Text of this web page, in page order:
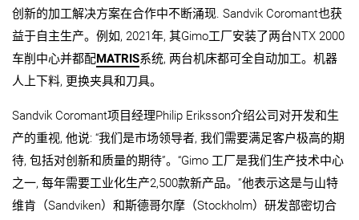
创新的加工解决方案在合作中不断涌现. Sandvik Coromant也获
益于自主生产。例如, 2021年, 其Gimo工厂安装了两台NTX 2000
车削中心并都配MATRIS系统, 两台机床都可全自动加工。机器
人上下料, 更换夹具和刀具。
Sandvik Coromant项目经理Philip Eriksson介绍公司对开发和生
产的重视, 他说: “我们是市场领导者, 我们需要满足客户极高的期
待, 包括对创新和质量的期待”。“Gimo 工厂是我们生产技术中心
之一, 每年需要工业化生产2,500款新产品。”他表示这是与山特
维肯（Sandviken）和斯德哥尔摩（Stockholm）研发部密切合